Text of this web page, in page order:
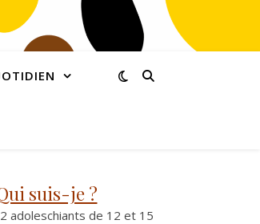
suis-je ?
adoleschiants de 12 et 15